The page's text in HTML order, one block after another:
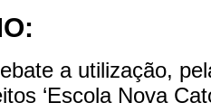
a utilização,
‘Escola Nova